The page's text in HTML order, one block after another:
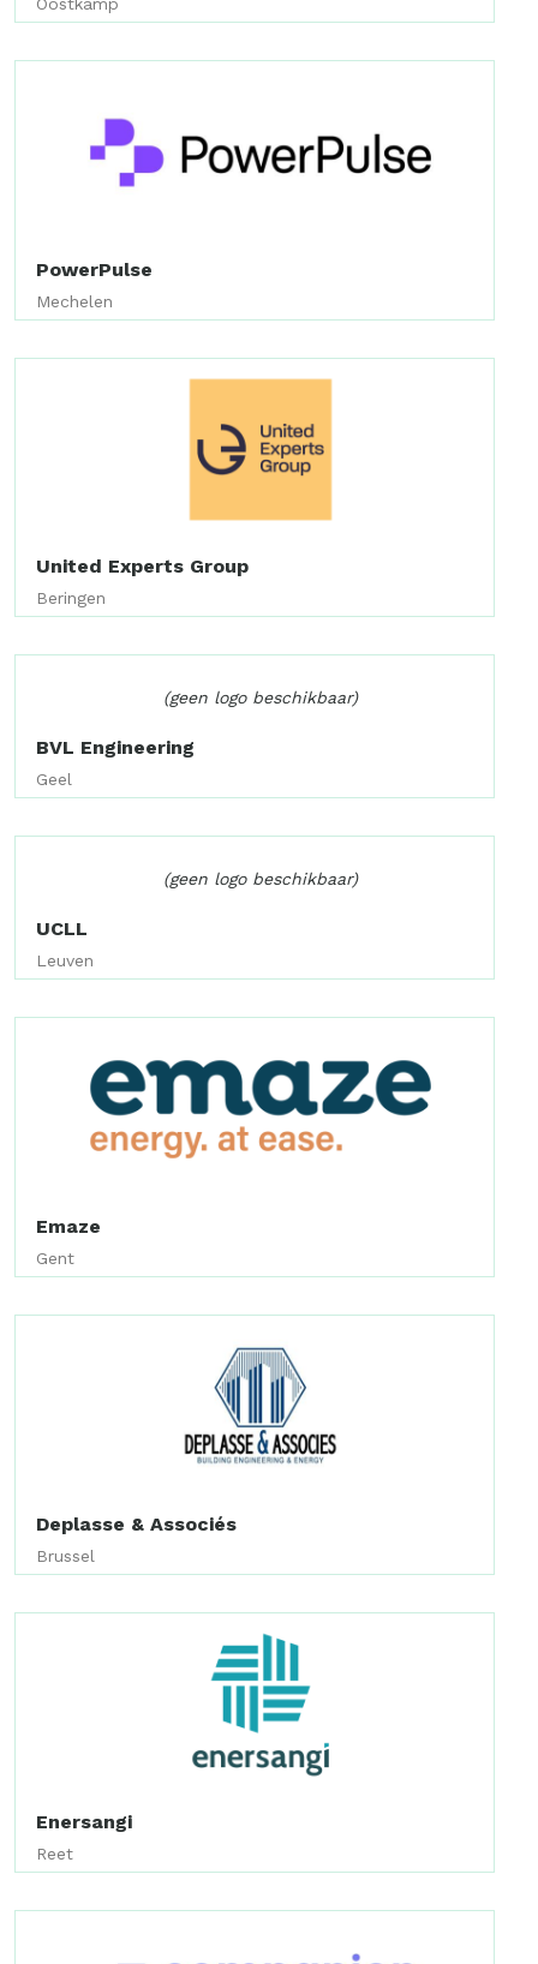
PowerPulse
Mechelen
United Experts Group
Beringen
(geen logo beschikbaar)
BVL Engineering
Geel
(geen logo beschikbaar)
UCLL
Leuven
Emaze
Gent
Deplasse & Associés
Brussel
Enersangi
Reet